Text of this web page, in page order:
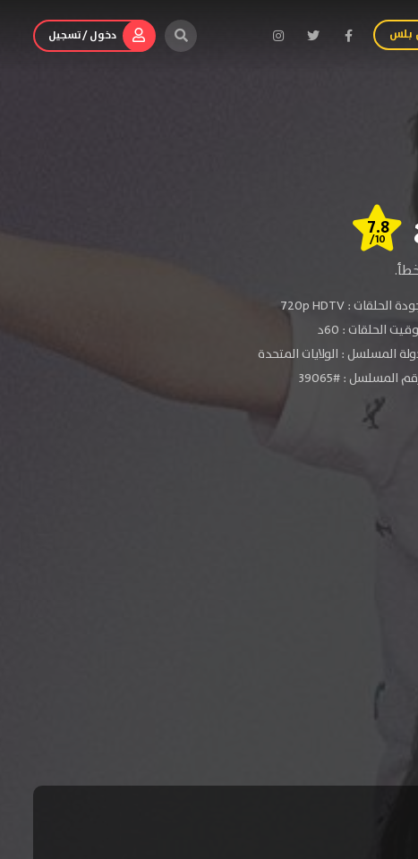
بلس دخول / تسجيل
7.8
/10
الحلقات :720p HDTV
الحلقات : 60د
المسلسل : الولايات المتحدة
المسلسل : #39065